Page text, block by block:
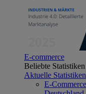
E-commerce
Beliebte Statistiken
Aktuelle Statistiken
E-